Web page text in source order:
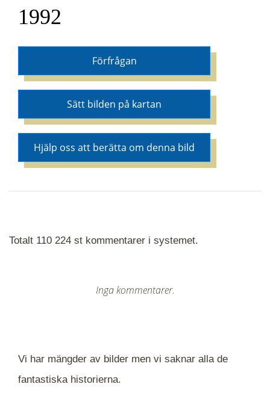
1992
Förfrågan
Sätt bilden på kartan
Hjälp oss att berätta om denna bild
Totalt 110 224 st kommentarer i systemet.
Inga kommentarer.
Vi har mängder av bilder men vi saknar alla de
fantastiska historierna.